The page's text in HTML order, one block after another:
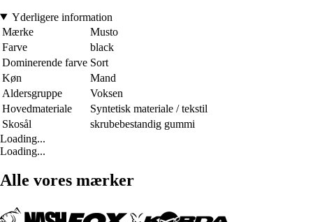
Yderligere information
Mærke
Musto
Farve
black
Dominerende farve Sort
Køn
Mand
Aldersgruppe
Voksen
Hovedmateriale
Syntetisk materiale / tekstil
Skosål
skrubebestandig gummi
Loading...
Loading...
Alle vores mærker